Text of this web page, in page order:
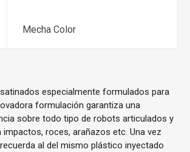
Mecha Color
especialmente formulados para
formulación garantiza una
sobre todo tipo de robots articulados y
impactos, roces, arañazos etc. Una vez
al del mismo plástico inyectado